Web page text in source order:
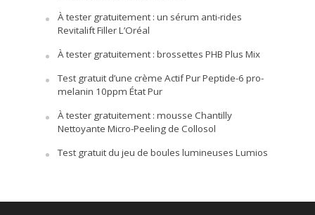
À tester gratuitement : un sérum anti-rides
Revitalift Filler L’Oréal
À tester gratuitement : brossettes PHB Plus Mix
Test gratuit d’une crème Actif Pur Peptide-6 pro-
melanin 10ppm État Pur
À tester gratuitement : mousse Chantilly
Nettoyante Micro-Peeling de Collosol
Test gratuit du jeu de boules lumineuses Lumios